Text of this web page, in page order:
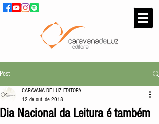
Post
Dia Nacional da Leitura é também
CARAVANA DE LUZ EDITORA
12 de out. de 2018